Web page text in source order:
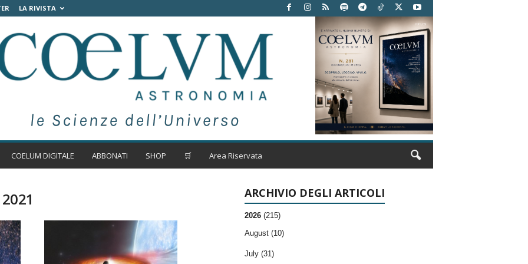
LA RIVISTA
COELUM DIGITALE ABBONATI SHOP 🛒 Area Riservata
ARCHIVIO DEGLI ARTICOLI
2026 (215)
August (10)
July (31)